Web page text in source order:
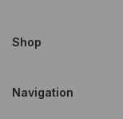
Shop
Navigation